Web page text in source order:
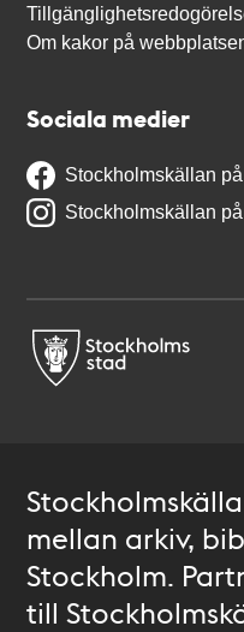
Om kakor på
Sociala medier
Stockholmskällan
Stockholmskällan
mellan arkiv,
Stockholm.
till